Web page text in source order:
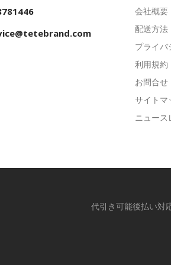
会社概要
配送方法
プライバ
利用規約
お問合せ
サイトマ
ニュース
代引き可能後払い対